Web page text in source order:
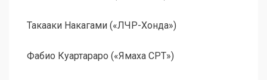
Такааки Накагами («ЛЧР-Хонда»)
Фабио Куартараро («Ямаха СРТ»)